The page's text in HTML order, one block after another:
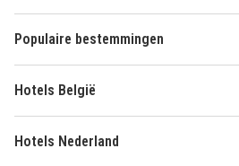
Populaire bestemmingen
Hotels België
Hotels Nederland